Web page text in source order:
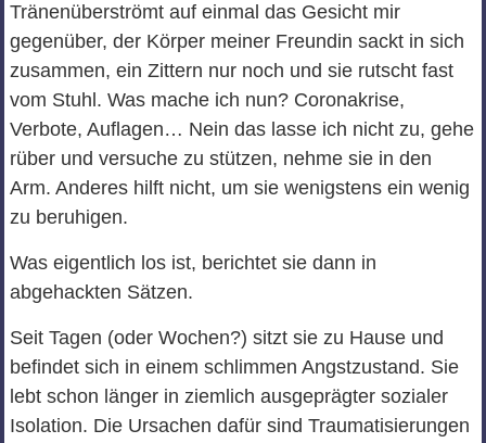
Tränenüberströmt auf einmal das Gesicht mir
gegenüber, der Körper meiner Freundin sackt in sich
zusammen, ein Zittern nur noch und sie rutscht fast
vom Stuhl. Was mache ich nun? Coronakrise,
Verbote, Auflagen… Nein das lasse ich nicht zu, gehe
rüber und versuche zu stützen, nehme sie in den
Arm. Anderes hilft nicht, um sie wenigstens ein wenig
zu beruhigen.
Was eigentlich los ist, berichtet sie dann in
abgehackten Sätzen.
Seit Tagen (oder Wochen?) sitzt sie zu Hause und
befindet sich in einem schlimmen Angstzustand. Sie
lebt schon länger in ziemlich ausgeprägter sozialer
Isolation. Die Ursachen dafür sind Traumatisierungen